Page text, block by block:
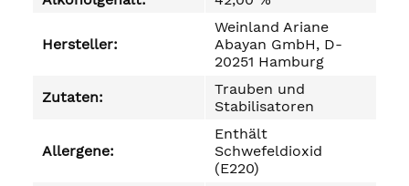
Hersteller:
Weinland Ariane
Abayan GmbH, D-
20251 Hamburg
Zutaten:
Trauben und
Stabilisatoren
Allergene:
Enthält
Schwefeldioxid
(E220)